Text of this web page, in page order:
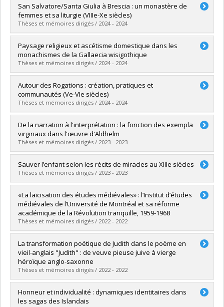
Graduate :Timoteo, Patricia
Cycle :Master's
Grade :M.A.
Lien vers le document dans Papyrus
San Salvatore/Santa Giulia à Brescia : un monastère de
femmes et sa liturgie (VIIIe-Xe siècles)
Thèses et mémoires dirigés / 2024 - 2024
Graduate :Grimard-Mongrain, Rosalie
Cycle :Doctoral
Grade :Ph. D.
Lien vers le document dans Papyrus
Paysage religieux et ascétisme domestique dans les
monachismes de la Gallaecia wisigothique
Thèses et mémoires dirigés / 2024 - 2024
Graduate :Lajoie, Kevin
Cycle :Master's
Grade :M.A.
Lien vers le document dans Papyrus
Autour des Rogations : création, pratiques et
communautés (Ve-VIe siècles)
Thèses et mémoires dirigés / 2024 - 2024
Graduate :Couture, Béatrice
Cycle :Master's
Grade :M.A.
Lien vers le document dans Papyrus
De la narration à l'interprétation : la fonction des exempla
virginaux dans l'œuvre d'Aldhelm
Thèses et mémoires dirigés / 2023 - 2023
Graduate :Binette, Virginie
Cycle : Master's
Grade :M.A.
Lien vers le document dans Papyrus
Sauver l’enfant selon les récits de miracles au XIIIe siècles
Thèses et mémoires dirigés / 2023 - 2023
Graduate :Miller, Carolane
Cycle :Master's
Grade :M.A.
Lien vers le document dans Papyrus
«La laïcisation des études médiévales» : l’Institut d’études
médiévales de l’Université de Montréal et sa réforme
académique de la Révolution tranquille, 1959-1968
Thèses et mémoires dirigés / 2022 - 2022
Graduate :Robert, Martin
Cycle :Master's
Grade :M.A.
Lien vers le document dans Papyrus
La transformation poétique de Judith dans le poème en
vieil-anglais "Judith" : de veuve pieuse juive à vierge
héroïque anglo-saxonne
Thèses et mémoires dirigés / 2022 - 2022
Graduate :Lauzon, Nicolas
Cycle :Master's
Honneur et individualité : dynamiques identitaires dans
les sagas des Islandais